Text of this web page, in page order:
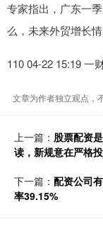
专家指出，广东一
么，未来外贸增长
110 04-22 15:19 一
文章为作者独立观点，
上一篇： 股票配资
读，新规意在严格
下一篇： 配资公司
率39.15%